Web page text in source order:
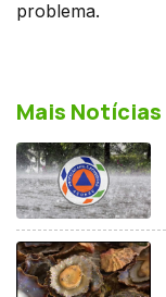
problema.
Mais Notícias